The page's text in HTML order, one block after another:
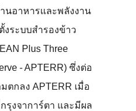
นอาหารและพลังงาน
งระบบสำรองข้าว
Plus Three
- APTERR) ซึ่งต่อ
ตกลง APTERR เมื่อ
รุงจาการ์ตา และมีผล